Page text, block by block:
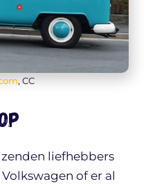
, CC
liefhebbers
of er al